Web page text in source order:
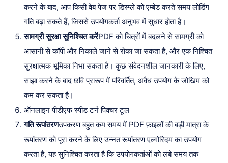
करने के बाद, आप किसी वेब पेज पर डिस्प्ले को एम्बेड करते समय लोडिंग
गति बढ़ा सकते हैं, जिससे उपयोगकर्ता अनुभव में सुधार होता है।
सामग्री सुरक्षा सुनिश्चित करेंPDF को चित्रों में बदलने से सामग्री को
आसानी से कॉपी और निकाले जाने से रोका जा सकता है, और एक निश्चित
सुरक्षात्मक भूमिका निभा सकता है। कुछ संवेदनशील जानकारी के लिए,
साझा करने के बाद छवि प्रारूप में परिवर्तित, अवैध उपयोग के जोखिम को
कम कर सकता है।
ऑनलाइन पीडीएफ स्पीड टर्न पिक्चर टूल
गति रूपांतरणउपकरण बहुत कम समय में PDF फ़ाइलों की बड़ी मात्रा के
रूपांतरण को पूरा करने के लिए उन्नत रूपांतरण एल्गोरिदम का उपयोग
करता है, यह सुनिश्चित करता है कि उपयोगकर्ताओं को लंबे समय तक